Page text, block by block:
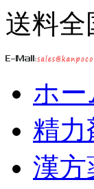
送料全
ホー
精力
漢方